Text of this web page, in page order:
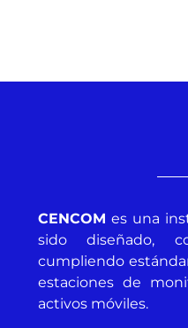
CENCOM es una
sido diseñado,
cumpliendo
estaciones de
activos móviles.